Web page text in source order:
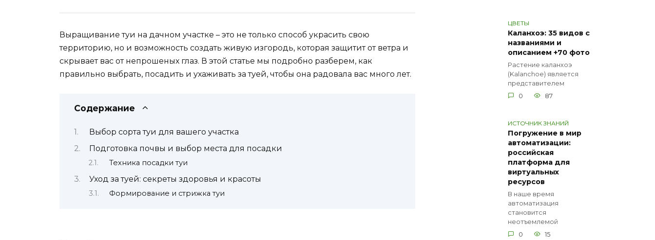
Выращивание туи на дачном участке – это не только способ украсить свою
территорию, но и возможность создать живую изгородь, которая защитит от ветра и
скрывает вас от непрошеных глаз. В этой статье мы подробно разберем, как
правильно выбрать, посадить и ухаживать за туей, чтобы она радовала вас много лет.
Содержание
Выбор сорта туи для вашего участка
Подготовка почвы и выбор места для посадки
Техника посадки туи
Уход за туей: секреты здоровья и красоты
Формирование и стрижка туи
ЦВЕТЫ
Каланхоэ: 35 видов с
названиями и
описанием +70 фото
Растение каланхоэ
(Kalanchoe) является
представителем
0
87
ИСТОЧНИК ЗНАНИЙ
Погружение в мир
автоматизации:
российская
платформа для
виртуальных
ресурсов
В наше время
автоматизация
становится
неотъемлемой
0
15